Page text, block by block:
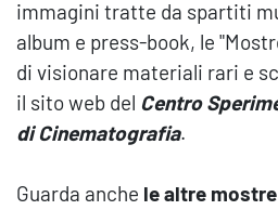
immagini tratte da spartiti
album e press-book, le
di visionare materiali rari e
il sito web del Centro
di Cinematografia.
Guarda anche le altre